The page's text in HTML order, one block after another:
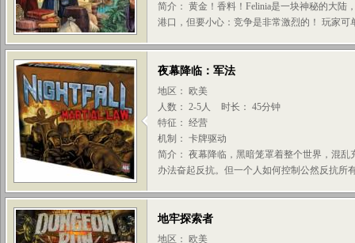
简介： 黄金！香料！Felinia是一块神秘的大陆
港口，但要小心：竞争是非常激烈的！ 玩家可
夜幕降临：军法
地区： 欧美
人数： 2-5人
时长： 45分钟
特征： 经营
机制： 卡牌驱动
简介： 夜幕降临，黑暗笼罩着整个世界，混
办法奋起反抗。但一个人如何控制公然反抗所
地牢探索者
地区： 欧美